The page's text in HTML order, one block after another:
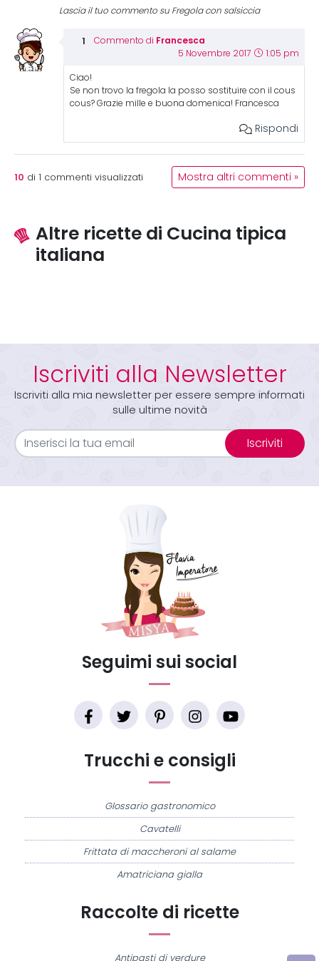
Lascia il tuo commento su Fregola con salsiccia
Commento di Francesca
5 Novembre 2017 1:05 pm
Ciao!
Se non trovo la fregola la posso sostituire con il cous
cous? Grazie mille e buona domenica! Francesca
Rispondi
10 di 1 commenti visualizzati Mostra altri commenti »
Altre ricette di Cucina tipica
italiana
Iscriviti alla Newsletter
Iscriviti alla mia newsletter per essere sempre informati
sulle ultime novità
Iscriviti
Raccolte di ricette
Antipasti di verdure
Trucchi e consigli
Glossario gastronomico
Cavatelli
Frittata di maccheroni al salame
Amatriciana gialla
Seguimi sui social